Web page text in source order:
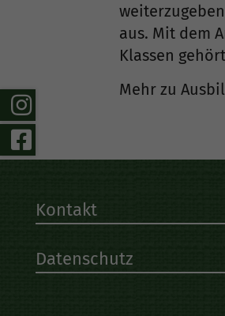
aus. Mit dem
Klassen
Mehr zu
Kontakt
Datenschutz